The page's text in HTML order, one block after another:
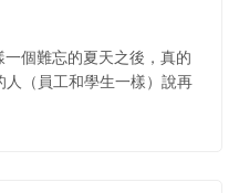
個難忘的夏天之後，真的
（員工和學生一樣）說再